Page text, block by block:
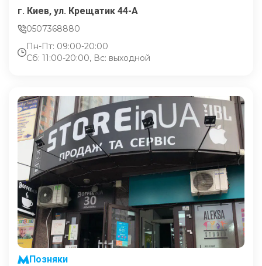
г. Киев, ул. Крещатик 44-А
0507368880
Пн-Пт: 09:00-20:00
Сб: 11:00-20:00, Вс: выходной
Позняки